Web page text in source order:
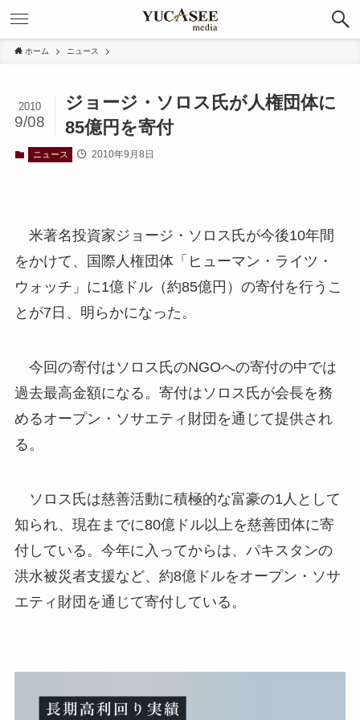
ホーム ニュース
ジョージ・ソロス氏が人権団体に
85億円を寄付
2010
9/08
ニュース 2010年9月8日
米著名投資家ジョージ・ソロス氏が今後10年間
をかけて、国際人権団体「ヒューマン・ライツ・
ウォッチ」に1億ドル（約85億円）の寄付を行うこ
とが7日、明らかになった。
今回の寄付はソロス氏のNGOへの寄付の中では
過去最高金額になる。寄付はソロス氏が会長を務
めるオープン・ソサエティ財団を通じて提供され
る。
ソロス氏は慈善活動に積極的な富豪の1人として
知られ、現在までに80億ドル以上を慈善団体に寄
付している。今年に入ってからは、パキスタンの
洪水被災者支援など、約8億ドルをオープン・ソサ
エティ財団を通じて寄付している。